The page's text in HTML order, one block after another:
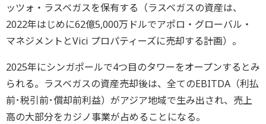
ッツォ・ラスベガスを保有する（ラスベガスの資産は、
2022年はじめに62億5,000万ドルでアポロ・グローバル・
マネジメントとVici プロパティーズに売却する計画）。
2025年にシンガポールで4つ目のタワーをオープンするとみ
られる。ラスベガスの資産売却後は、全てのEBITDA（利払
前･税引前･償却前利益）がアジア地域で生み出され、売上
高の大部分をカジノ事業が占めることになる。